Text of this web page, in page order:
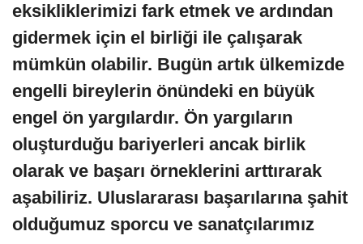
eksikliklerimizi fark etmek ve ardından
gidermek için el birliği ile çalışarak
mümkün olabilir. Bugün artık ülkemizde
engelli bireylerin önündeki en büyük
engel ön yargılardır. Ön yargıların
oluşturduğu bariyerleri ancak birlik
olarak ve başarı örneklerini arttırarak
aşabiliriz. Uluslararası başarılarına şahit
olduğumuz sporcu ve sanatçılarımız